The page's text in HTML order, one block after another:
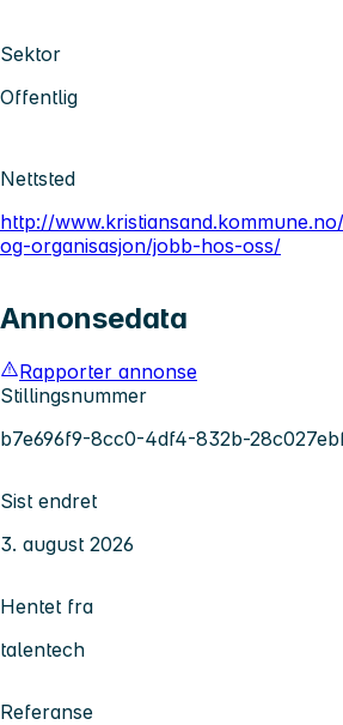
Sektor
Offentlig
Nettsted
http://
og-organisasjon/jobb-hos-oss/
Annonsedata
Rapporter annonse
Stillingsnummer
b7e696f9-8cc0-4df4-832b-
Sist endret
3. august 2026
Hentet fra
talentech
Referanse